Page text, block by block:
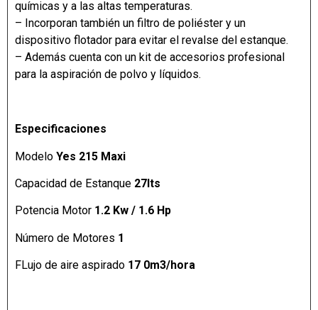
químicas y a las altas temperaturas.
– Incorporan también un filtro de poliéster y un
dispositivo flotador para evitar el revalse del estanque.
– Además cuenta con un kit de accesorios profesional
para la aspiración de polvo y líquidos.
Especificaciones
Modelo Yes 215 Maxi
Capacidad de Estanque 27lts
Potencia Motor 1.2 Kw / 1.6 Hp
Número de Motores 1
FLujo de aire aspirado 17 0m3/hora